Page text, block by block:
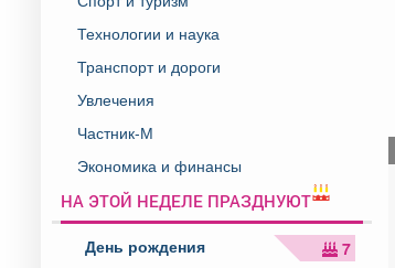
Технологии и наука
Транспорт и дороги
Увлечения
Частник-М
Экономика и финансы
НА ЭТОЙ НЕДЕЛЕ ПРАЗДНУЮТ
День рождения
7